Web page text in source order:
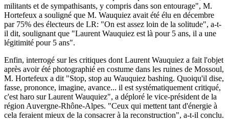
militants et de sympathisants, y compris dans son entourage", M.
Hortefeux a souligné que M. Wauquiez avait été élu en décembre
par 75% des électeurs de LR: "On est assez loin de la solitude", a-t-
il dit, soulignant que "Laurent Wauquiez est là pour 5 ans, il a une
légitimité pour 5 ans".
Enfin, interrogé sur les critiques dont Laurent Wauquiez a fait l'objet
après avoir été photographié en costume dans les ruines de Mossoul,
M. Hortefeux a dit "Stop, stop au Wauquiez bashing. Quoiqu'il dise,
fasse, prononce, imagine, avance... il est systématiquement critiqué,
c'est haro sur Laurent Wauquiez", a déploré le vice-président de la
région Auvergne-Rhône-Alpes. "Ceux qui mettent tant d'énergie à
cela feraient mieux de la consacrer à la reconstruction", a-t-il conclu.